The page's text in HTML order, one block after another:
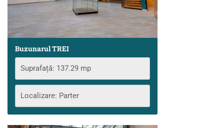
Buzunarul TREI
Suprafață: 137.29 mp
Localizare: Parter